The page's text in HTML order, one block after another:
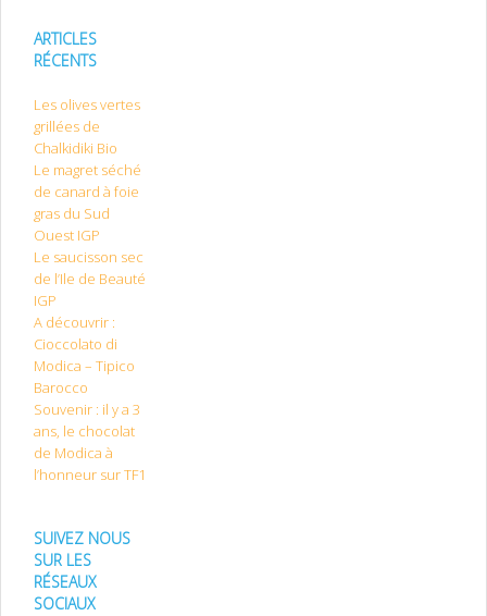
ARTICLES
RÉCENTS
Les olives vertes
grillées de
Chalkidiki Bio
Le magret séché
de canard à foie
gras du Sud
Ouest IGP
Le saucisson sec
de l’Ile de Beauté
IGP
A découvrir :
Cioccolato di
Modica – Tipico
Barocco
Souvenir : il y a 3
ans, le chocolat
de Modica à
l’honneur sur TF1
SUIVEZ NOUS
SUR LES
RÉSEAUX
SOCIAUX